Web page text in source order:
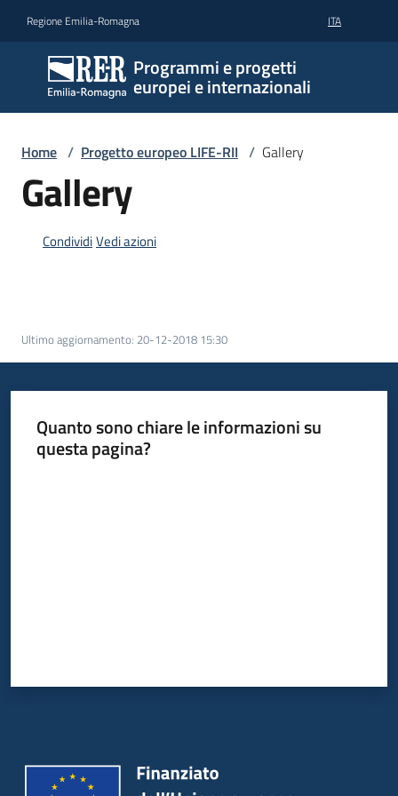
Regione Emilia-Romagna ITA
Programmi e progetti
europei e internazionali
Home / Progetto europeo LIFE-RII / Gallery
Gallery
CondividiVedi azioni
Ultimo aggiornamento: 20-12-2018 15:30
Quanto sono chiare le informazioni su
questa pagina?